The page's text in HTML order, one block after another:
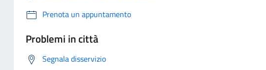
Prenota un appuntamento
Problemi in città
Segnala disservizio